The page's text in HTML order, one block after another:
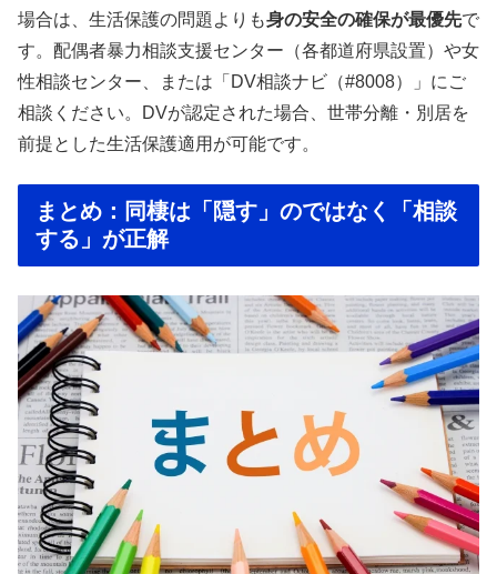
場合は、生活保護の問題よりも身の安全の確保が最優先で
す。配偶者暴力相談支援センター（各都道府県設置）や女
性相談センター、または「DV相談ナビ（#8008）」にご
相談ください。DVが認定された場合、世帯分離・別居を
前提とした生活保護適用が可能です。
まとめ：同棲は「隠す」のではなく「相談
する」が正解